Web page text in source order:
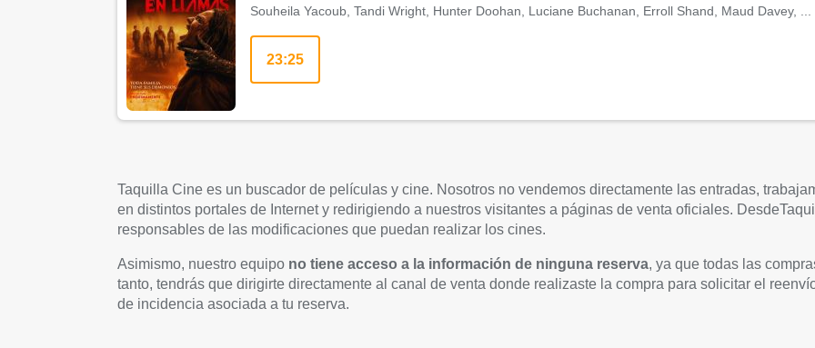
Souheila Yacoub, Tandi Wright, Hunter Doohan, Luciane Buchanan, Erroll Shand, Maud Davey, ...
23:25
Taquilla Cine es un buscador de películas y cine. Nosotros no vendemos directamente las entradas,
en distintos portales de Internet y redirigiendo a nuestros visitantes a páginas de venta oficiales.
responsables de las modificaciones que puedan realizar los cines.
Asimismo, nuestro equipo no tiene acceso a la información de ninguna reserva, ya que todas las
tanto, tendrás que dirigirte directamente al canal de venta donde realizaste la compra para solicitar el
de incidencia asociada a tu reserva.